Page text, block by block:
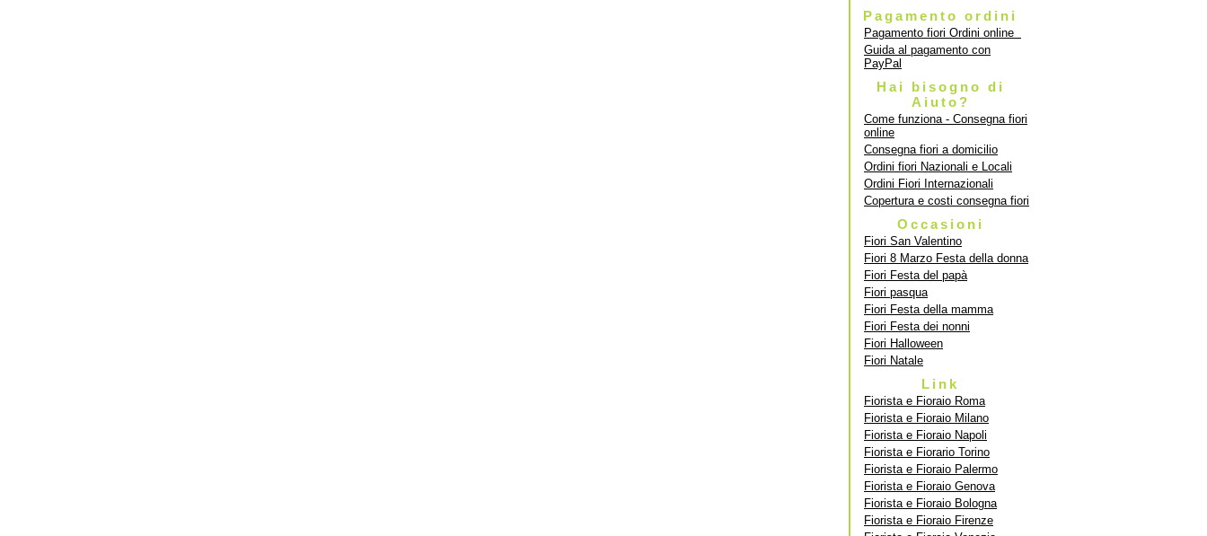
Pagamento ordini
Pagamento fiori Ordini online
Guida al pagamento con
PayPal
Hai bisogno di
Aiuto?
Come funziona - Consegna fiori
online
Consegna fiori a domicilio
Ordini fiori Nazionali e Locali
Ordini Fiori Internazionali
Copertura e costi consegna fiori
Occasioni
Fiori San Valentino
Fiori 8 Marzo Festa della donna
Fiori Festa del papà
Fiori pasqua
Fiori Festa della mamma
Fiori Festa dei nonni
Fiori Halloween
Fiori Natale
Link
Fiorista e Fioraio Roma
Fiorista e Fioraio Milano
Fiorista e Fioraio Napoli
Fiorista e Fiorario Torino
Fiorista e Fioraio Palermo
Fiorista e Fioraio Genova
Fiorista e Fioraio Bologna
Fiorista e Fioraio Firenze